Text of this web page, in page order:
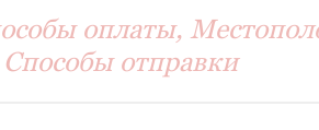
оплаты,
Способы отправки